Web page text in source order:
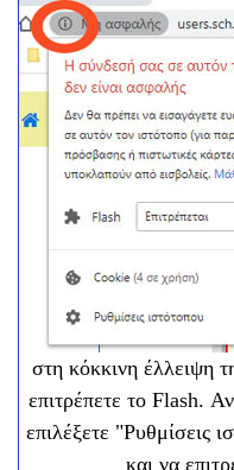
στη κόκκινη έλλειψη
επιτρέπετε το Flash.
επιλέξετε "Ρυθμίσεις
και να